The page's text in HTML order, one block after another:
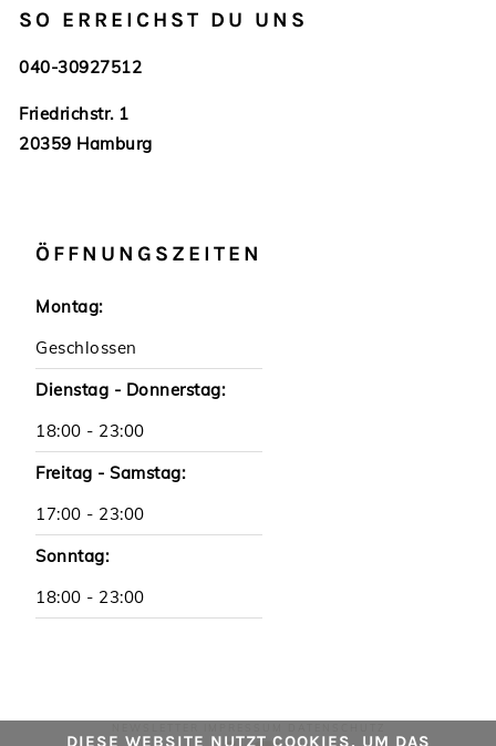
SIDEBAR
SO ERREICHST DU UNS
040-30927512
Friedrichstr. 1
20359 Hamburg
ÖFFNUNGSZEITEN
Montag:
Geschlossen
Dienstag - Donnerstag:
18:00 - 23:00
Freitag - Samstag:
17:00 - 23:00
Sonntag:
18:00 - 23:00
DIESE WEBSITE NUTZT COOKIES, UM DAS